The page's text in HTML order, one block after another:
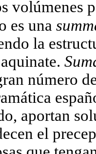
volúmenes
es una
la
número
aportan
el